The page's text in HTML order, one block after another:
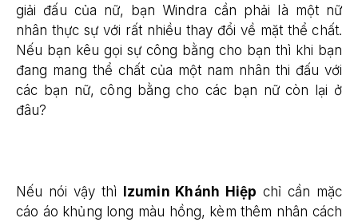
giải đấu của nữ, bạn Windra cần phải là một nữ
nhân thực sự với rất nhiều thay đổi về mặt thể chất.
Nếu bạn kêu gọi sự công bằng cho bạn thì khi bạn
đang mang thể chất của một nam nhân thi đấu với
các bạn nữ, công bằng cho các bạn nữ còn lại ở
đâu?
Nếu nói vậy thì Izumin Khánh Hiệp chỉ cần mặc
cáo áo khủng long màu hồng, kèm thêm nhân cách